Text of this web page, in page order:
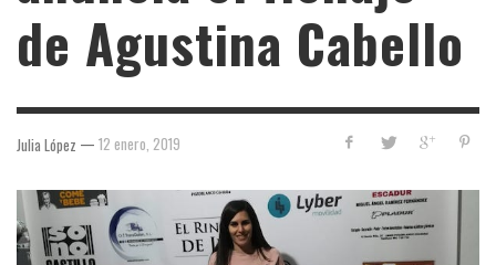
de Agustina Cabello
Julia López — 12 enero, 2019